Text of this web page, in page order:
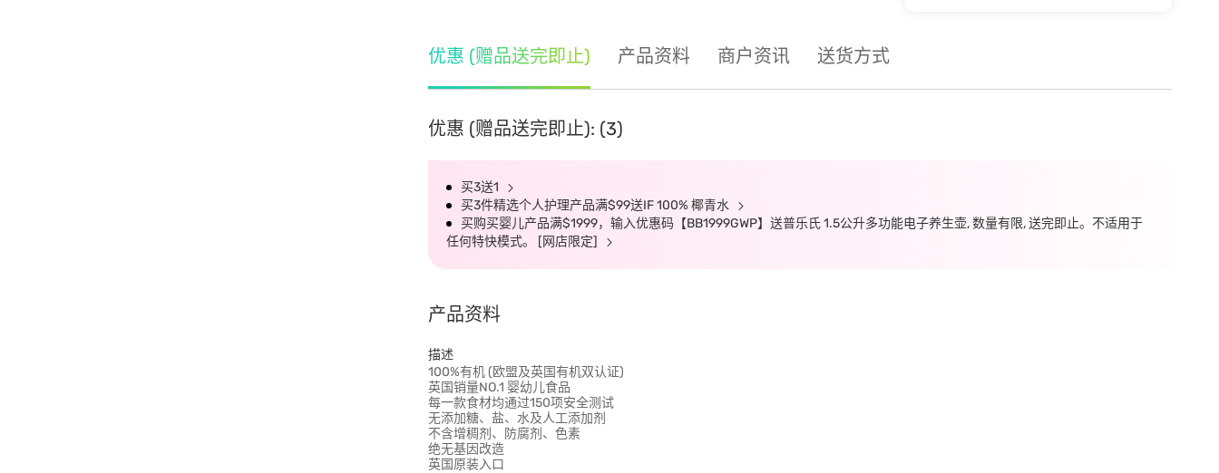
优惠 (赠品送完即止) 产品资料 商户资讯 送货方式
优惠 (赠品送完即止): (3)
买3送1
买3件精选个人护理产品满$99送IF 100% 椰青水
买购买婴儿产品满$1999，输入优惠码【BB1999GWP】送普乐氏 1.5公升多功能电子养生壶, 数量有限, 送完即止。不适用于
任何特快模式。 [网店限定]
产品资料
描述
100%有机 (欧盟及英国有机双认证)
英国销量NO.1 婴幼儿食品
每一款食材均通过150项安全测试
无添加糖、盐、水及人工添加剂
不含增稠剂、防腐剂、色素
绝无基因改造
英国原装入口